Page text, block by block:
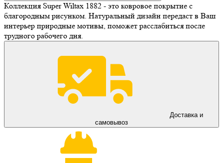
Коллекция Super Wiltax 1882 - это ковровое покрытие с
благородным рисунком. Натуральный дизайн передаст в Ваш
интерьер природные мотивы, поможет расслабиться после
трудного рабочего дня.
Доставка и
самовывоз